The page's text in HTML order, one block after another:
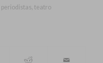
periodistas, teatro